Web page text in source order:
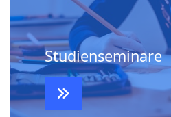
Studienseminare